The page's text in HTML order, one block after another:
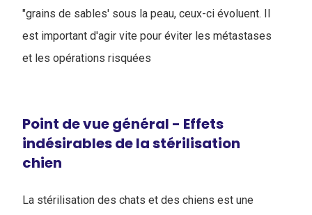
"grains de sables' sous la peau, ceux-ci évoluent. Il
est important d'agir vite pour éviter les métastases
et les opérations risquées
Point de vue général - Effets
indésirables de la stérilisation
chien
La stérilisation des chats et des chiens est une